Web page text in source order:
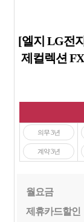
[엘지 LG전
제컬렉션
의무 3년
계약 3년
월요금
제휴카드할인